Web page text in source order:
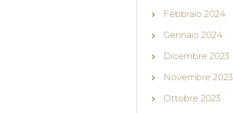
Febbraio 2024
Gennaio 2024
Dicembre 2023
Novembre 2023
Ottobre 2023